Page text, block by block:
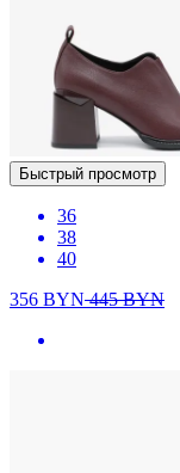
Быстрый просмотр
36
38
40
356 BYN445BYN